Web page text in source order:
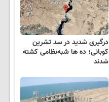
درگیری شدید در سد تشرین
کوبانی؛ ده ها شبه‌نظامی کشته
شدند